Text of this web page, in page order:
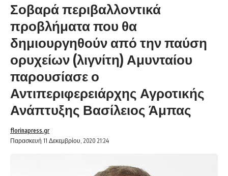
Σοβαρά περιβαλλοντικά
προβλήματα που θα
δημιουργηθούν από την παύση
ορυχείων (λιγνίτη) Αμυνταίου
παρουσίασε ο
Αντιπεριφερειάρχης Αγροτικής
Ανάπτυξης Βασίλειος Άμπας
Παρασκευή 11 Δεκεμβρίου, 2020 21:24
florinapress.gr